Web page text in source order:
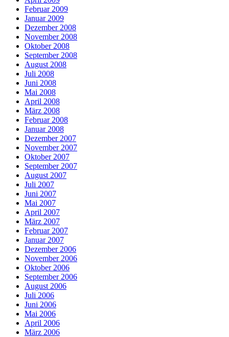
Februar 2009
Januar 2009
Dezember 2008
November 2008
Oktober 2008
September 2008
August 2008
Juli 2008
Juni 2008
Mai 2008
April 2008
März 2008
Februar 2008
Januar 2008
Dezember 2007
November 2007
Oktober 2007
September 2007
August 2007
Juli 2007
Juni 2007
Mai 2007
April 2007
März 2007
Februar 2007
Januar 2007
Dezember 2006
November 2006
Oktober 2006
September 2006
August 2006
Juli 2006
Juni 2006
Mai 2006
April 2006
März 2006